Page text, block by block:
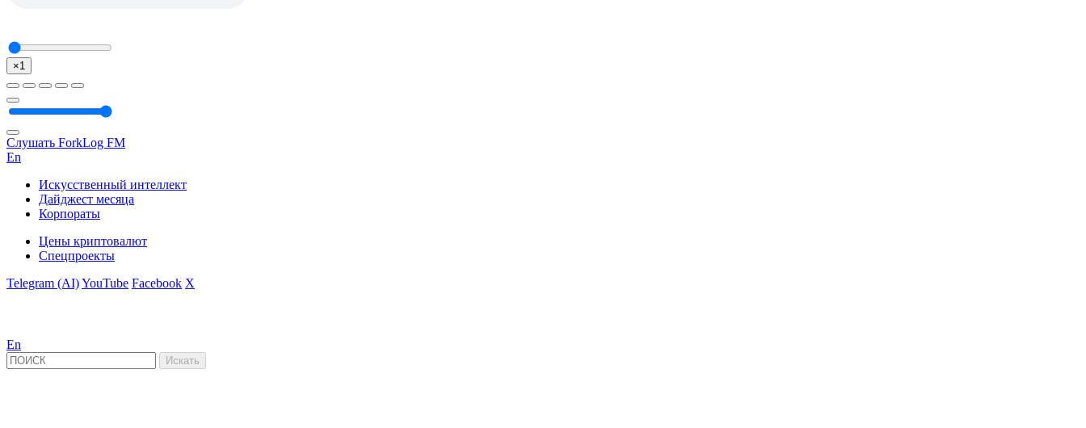
×1
Слушать ForkLog FM
En
Искусственный интеллект
Дайджест месяца
Корпораты
Цены криптовалют
Спецпроекты
Telegram (AI)YouTube Facebook X
En